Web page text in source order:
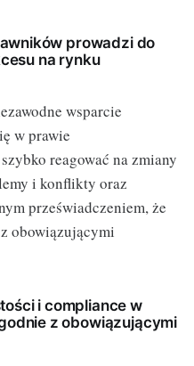
prowadzi do
na rynku
wsparcie
w prawie
reagować na zmiany
i konflikty oraz
przeświadczeniem, że
obowiązującymi
i compliance w
z obowiązującymi